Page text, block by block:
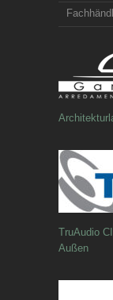
TruAudio
Außen